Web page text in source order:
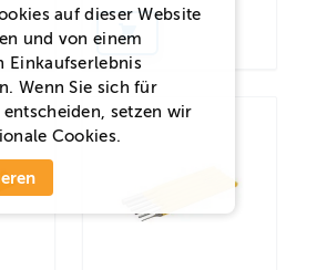
auf dieser Website
und von einem
Einkaufserlebnis
Wenn Sie sich für
entscheiden, setzen wir
Cookies.